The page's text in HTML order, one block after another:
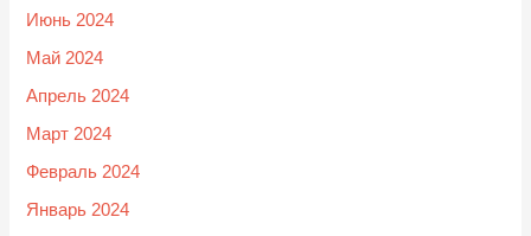
Июнь 2024
Май 2024
Апрель 2024
Март 2024
Февраль 2024
Январь 2024